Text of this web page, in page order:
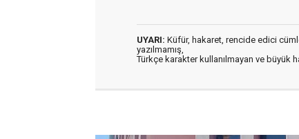
UYARI: Küfür, hakaret, rencide edici
yazılmamış,
Türkçe karakter kullanılmayan ve büyük